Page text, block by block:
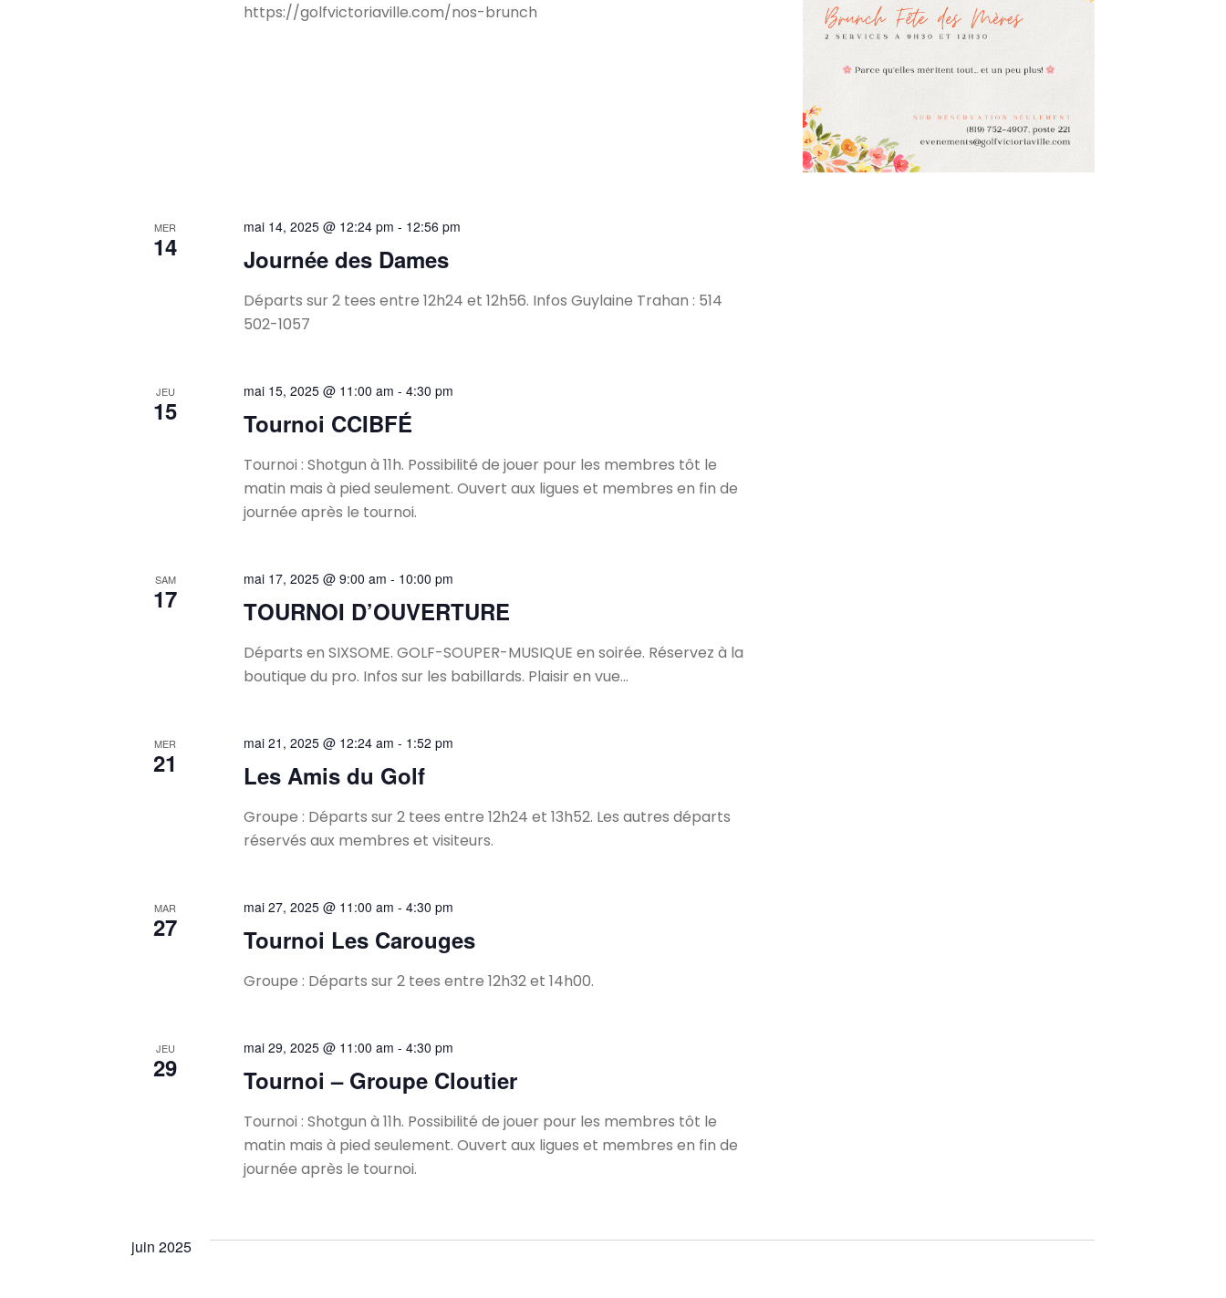
https://golfvictoriaville.com/nos-brunch
MER
14 Journée des Dames
mai 14, 2025 @ 12:24 pm - 12:56 pm
Départs sur 2 tees entre 12h24 et 12h56. Infos Guylaine Trahan : 514
502-1057
JEU
15 Tournoi CCIBFÉ
mai 15, 2025 @ 11:00 am - 4:30 pm
Tournoi : Shotgun à 11h. Possibilité de jouer pour les membres tôt le
matin mais à pied seulement. Ouvert aux ligues et membres en fin de
journée après le tournoi.
SAM
17 TOURNOI D’OUVERTURE
mai 17, 2025 @ 9:00 am - 10:00 pm
Départs en SIXSOME. GOLF-SOUPER-MUSIQUE en soirée. Réservez à la
boutique du pro. Infos sur les babillards. Plaisir en vue...
MER
21 Les Amis du Golf
mai 21, 2025 @ 12:24 am - 1:52 pm
Groupe : Départs sur 2 tees entre 12h24 et 13h52. Les autres départs
réservés aux membres et visiteurs.
MAR
27 Tournoi Les Carouges
mai 27, 2025 @ 11:00 am - 4:30 pm
Groupe : Départs sur 2 tees entre 12h32 et 14h00.
JEU
29 Tournoi – Groupe Cloutier
mai 29, 2025 @ 11:00 am - 4:30 pm
Tournoi : Shotgun à 11h. Possibilité de jouer pour les membres tôt le
matin mais à pied seulement. Ouvert aux ligues et membres en fin de
journée après le tournoi.
juin 2025